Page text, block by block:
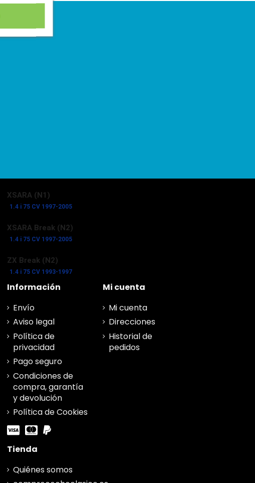
1.1 48 CV 1984-1996
1.1 i 60 CV 1988-1996
XSARA (N1)
1.4 i 75 CV 1997-2005
XSARA Break (N2)
1.4 i 75 CV 1997-2005
ZX Break (N2)
1.4 i 75 CV 1993-1997
Información
Envío
Aviso legal
Política de
privacidad
Pago seguro
Condiciones de
compra, garantía
y devolución
Política de Cookies
Mi cuenta
Mi cuenta
Direcciones
Historial de
pedidos
Tienda
Quiénes somos